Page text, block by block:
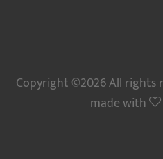
Copyright ©2026 All rights
made with